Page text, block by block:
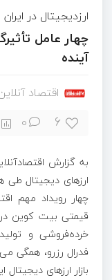
ارزدیجیتال در
چهار عامل
آینده
اقتصاد
6
0
به گزارش
ارزهای دیجیتال
چهار رویداد مهم
قیمتی بیت کوین در
خرده‌فروشی و
فدرال رزرو، همگی
بازار ارزهای دیجیتال